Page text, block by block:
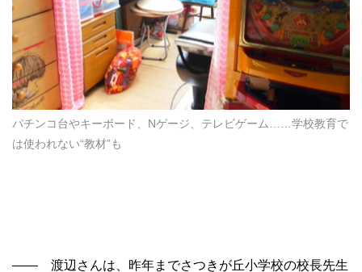
パチンコ台やキーボード、Nゲージ、テレビゲーム……学校教育で
は使われない“教材”も
—— 渡辺さんは、昨年までさつきが丘小学校の校長先生